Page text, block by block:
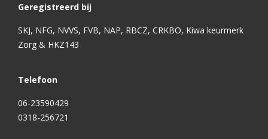
Geregistreerd bij
SKJ, NFG, NVVS, FVB, NAP, RBCZ, CRKBO, Kiwa keurmerk
Zorg & HKZ143
Telefoon
06-23590429
0318-256721